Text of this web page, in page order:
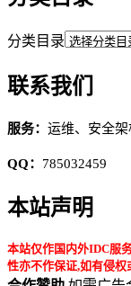
分类目录
联系我们
服务： 运维、安全
QQ： 785032459
本站声明
本站仅作国内外IDC服
性亦不作保证,如有侵权